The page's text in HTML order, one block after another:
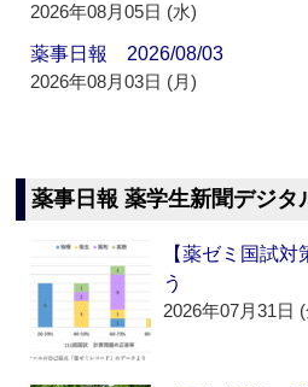
2026年08月05日 (水)
薬事日報 2026/08/03
2026年08月03日 (月)
薬事日報 薬学生新聞デジタ
【薬ゼミ国試
う
2026年07月31日